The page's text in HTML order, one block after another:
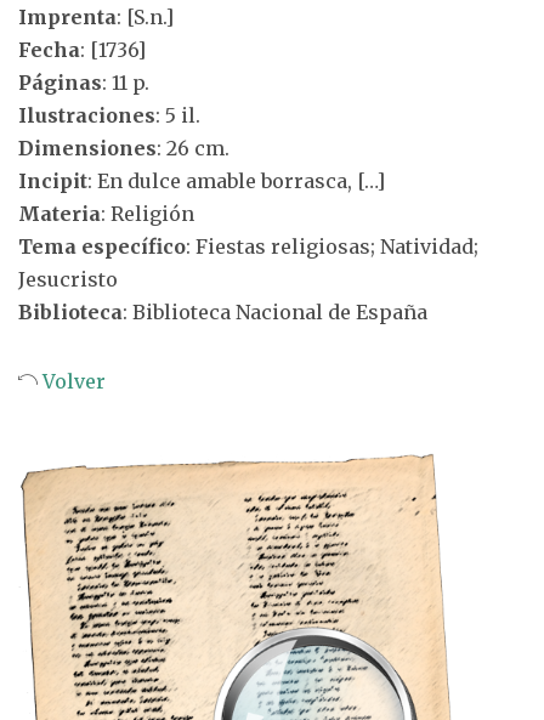
Imprenta: [S.n.]
Fecha: [1736]
Páginas: 11 p.
Ilustraciones: 5 il.
Dimensiones: 26 cm.
Incipit: En dulce amable borrasca, […]
Materia: Religión
Tema específico: Fiestas religiosas; Natividad;
Jesucristo
Biblioteca: Biblioteca Nacional de España
Volver